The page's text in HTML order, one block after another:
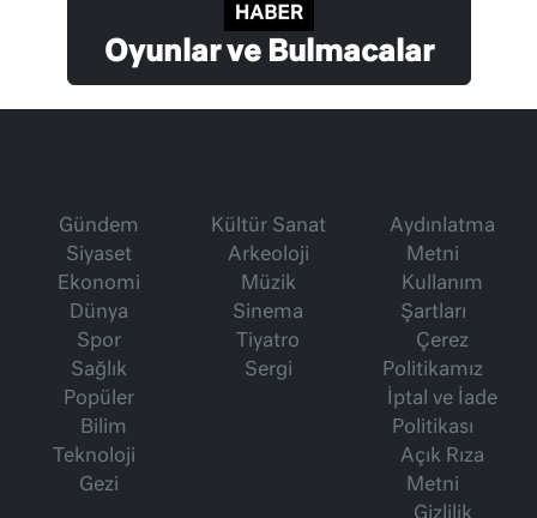
Oyunlar ve Bulmacalar
Gündem
Siyaset
Ekonomi
Dünya
Spor
Sağlık
Popüler
Bilim
Teknoloji
Gezi
Kültür Sanat
Arkeoloji
Müzik
Sinema
Tiyatro
Sergi
Aydınlatma
Metni
Kullanım
Şartları
Çerez
Politikamız
İptal ve İade
Politikası
Açık Rıza
Metni